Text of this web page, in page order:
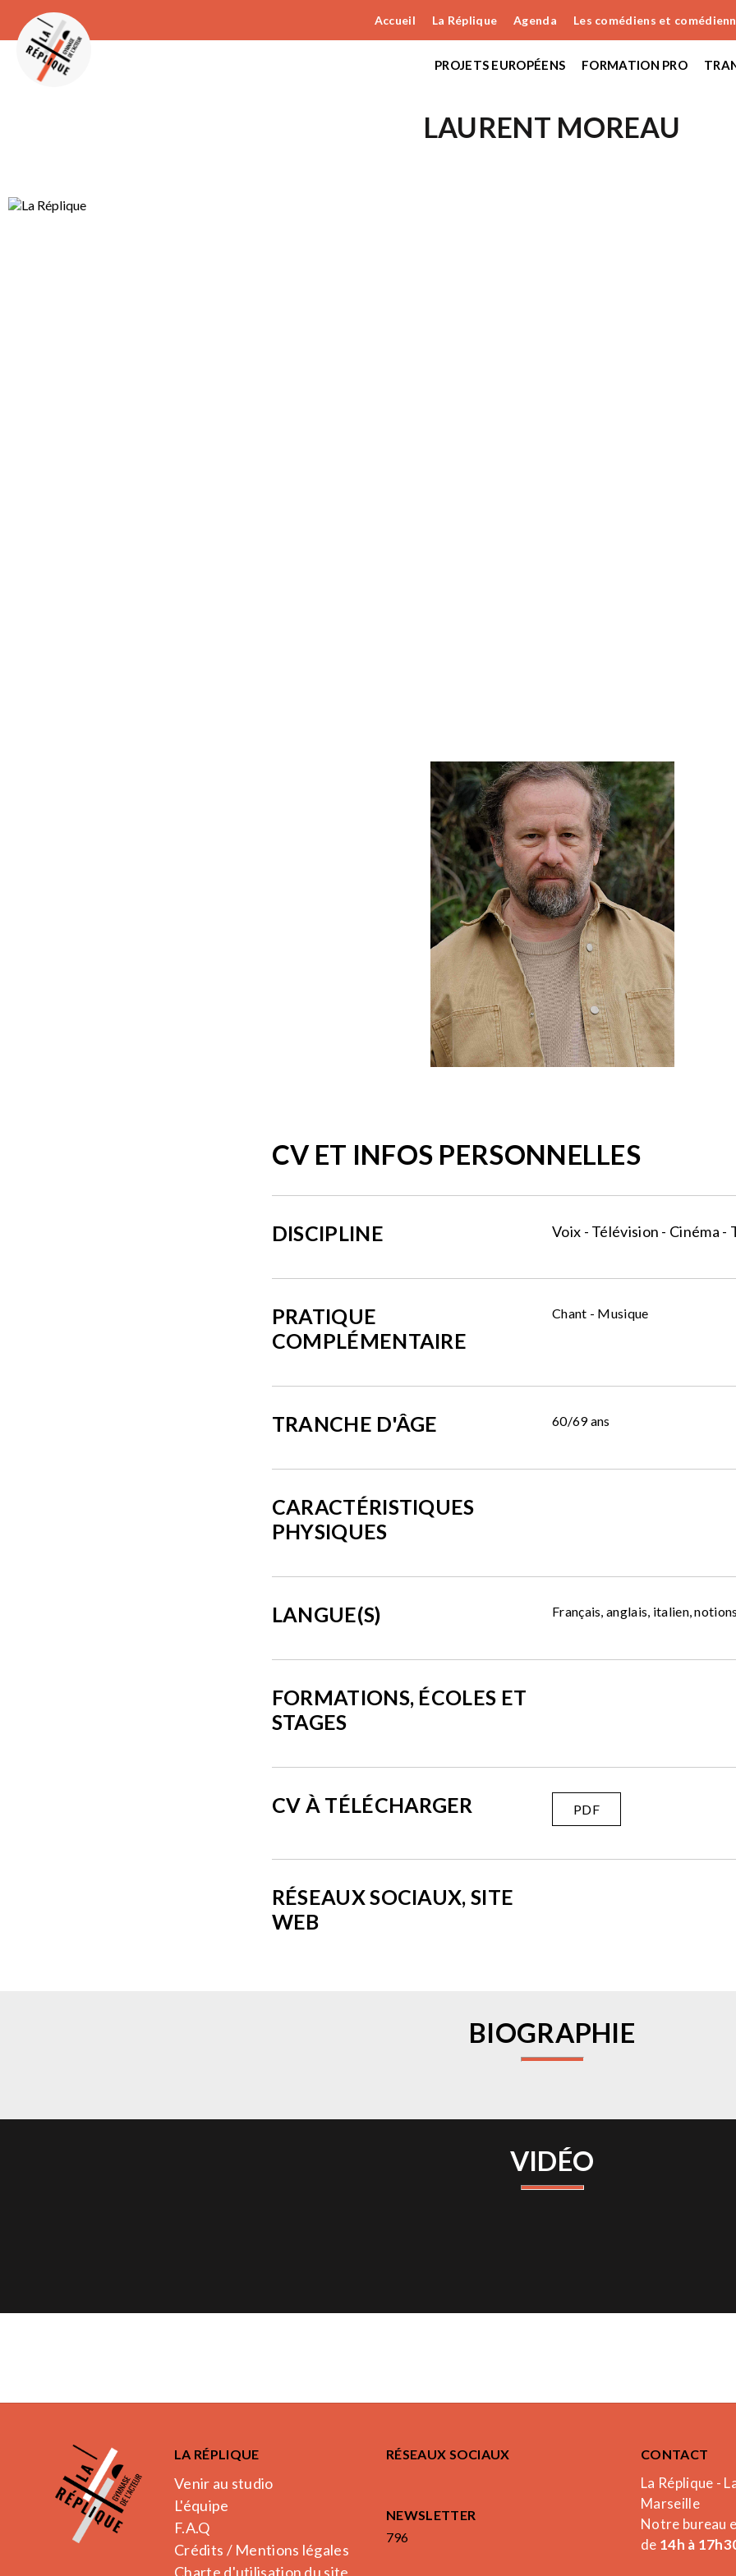
Accueil La Réplique Agenda Les comédiens et
PROJETS EUROPÉENS FORMATION PRO
LAURENT MOREAU
CV ET INFOS PERSONNELLES
DISCIPLINE Voix - Télévision - Cinéma -
PRATIQUE
COMPLÉMENTAIRE
Chant - Musique
TRANCHE D'ÂGE 60/69 ans
CARACTÉRISTIQUES
PHYSIQUES
LANGUE(S) Français, anglais, italien,
FORMATIONS, ÉCOLES ET
STAGES
CV À TÉLÉCHARGER PDF
RÉSEAUX SOCIAUX, SITE
WEB
BIOGRAPHIE
VIDÉO
LA RÉPLIQUE
Venir au studio
L'équipe
F.A.Q
Crédits / Mentions légales
Charte d'utilisation du site
RÉSEAUX SOCIAUX
NEWSLETTER
796
CONTACT
La Réplique -
Marseille
Notre bureau
de 14h à